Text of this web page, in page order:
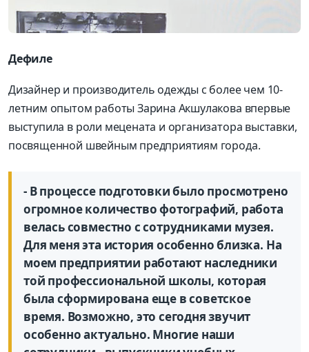
Дефиле
Дизайнер и производитель одежды с более чем 10-
летним опытом работы Зарина Акшулакова впервые
выступила в роли мецената и организатора выставки,
посвященной швейным предприятиям города.
- В процессе подготовки было просмотрено
огромное количество фотографий, работа
велась совместно с сотрудниками музея.
Для меня эта история особенно близка. На
моем предприятии работают наследники
той профессиональной школы, которая
была сформирована еще в советское
время. Возможно, это сегодня звучит
особенно актуально. Многие наши